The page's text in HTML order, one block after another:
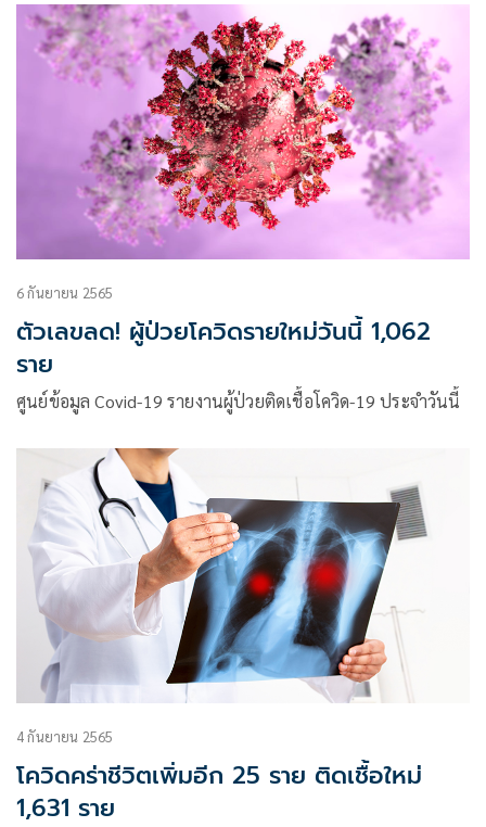
6 กันยายน 2565
ตัวเลขลด! ผู้ป่วยโควิดรายใหม่วันนี้ 1,062
ราย
ศูนย์ข้อมูล Covid-19 รายงานผู้ป่วยติดเชื้อโควิด-19 ประจำวันนี้
4 กันยายน 2565
โควิดคร่าชีวิตเพิ่มอีก 25 ราย ติดเชื้อใหม่
1,631 ราย